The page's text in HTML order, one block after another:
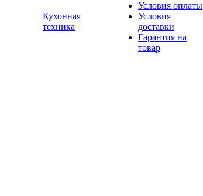
Кухонная
техника
Условия оплаты
Условия
доставки
Гарантия на
товар